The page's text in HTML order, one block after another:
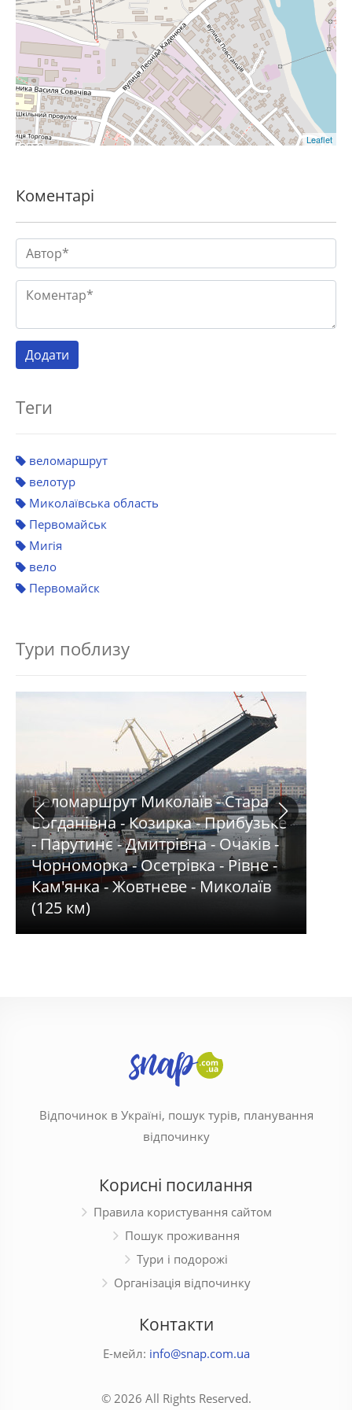
Leaflet
Коментарі
Теги
веломаршрут
велотур
Миколаївська область
Первомайськ
Мигія
вело
Первомайск
Тури поблизу
Веломаршрут Миколаїв - Стара
Богданівна - Козирка - Прибузьке
- Парутинє - Дмитрівна - Очаків -
Чорноморка - Осетрівка - Рівне -
Кам'янка - Жовтневе - Миколаїв
(125 км)
Відпочинок в Україні, пошук турів, планування
відпочинку
Корисні посилання
Правила користування сайтом
Пошук проживання
Тури і подорожі
Організація відпочинку
Контакти
Е-мейл: info@snap.com.ua
© 2026 All Rights Reserved.